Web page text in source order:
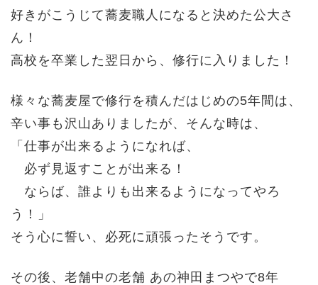
好きがこうじて蕎麦職人になると決めた公大さ
ん！
高校を卒業した翌日から、修行に入りました！
様々な蕎麦屋で修行を積んだはじめの5年間は、
辛い事も沢山ありましたが、そんな時は、
「仕事が出来るようになれば、
必ず見返すことが出来る！
ならば、誰よりも出来るようになってやろ
う！」
そう心に誓い、必死に頑張ったそうです。
その後、老舗中の老舗 あの神田まつやで8年